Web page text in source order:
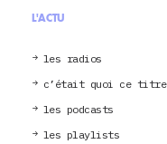
L'ACTU
les radios
c’était quoi ce titre
les podcasts
les playlists